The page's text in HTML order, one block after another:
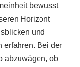
bewusst
Horizont
und
erfahren. Bei der
abzuwägen, ob